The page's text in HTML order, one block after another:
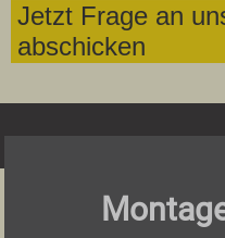
Jetzt Frage an
abschicken